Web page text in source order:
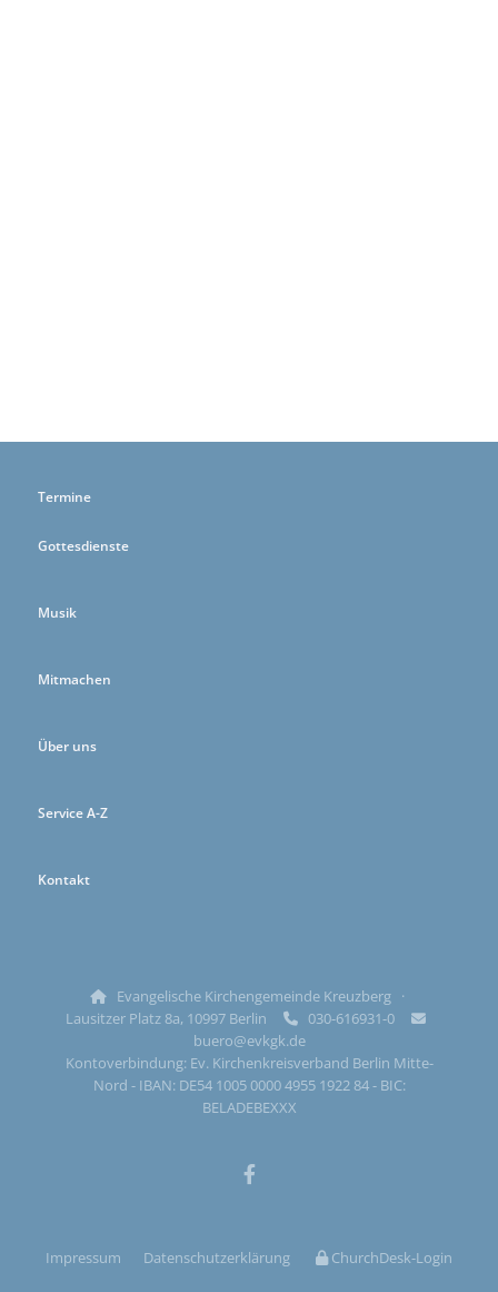
Termine
Gottesdienste
Musik
Mitmachen
Über uns
Service A-Z
Kontakt

Evangelische Kirchengemeinde Kreuzberg ·
Lausitzer Platz 8a, 10997 Berlin
 030-616931-0 
buero@evkgk.de
Kontoverbindung: Ev. Kirchenkreisverband Berlin Mitte-
Nord - IBAN: DE54 1005 0000 4955 1922 84 - BIC:
BELADEBEXXX
Impressum Datenschutzerklärung ChurchDesk-Login